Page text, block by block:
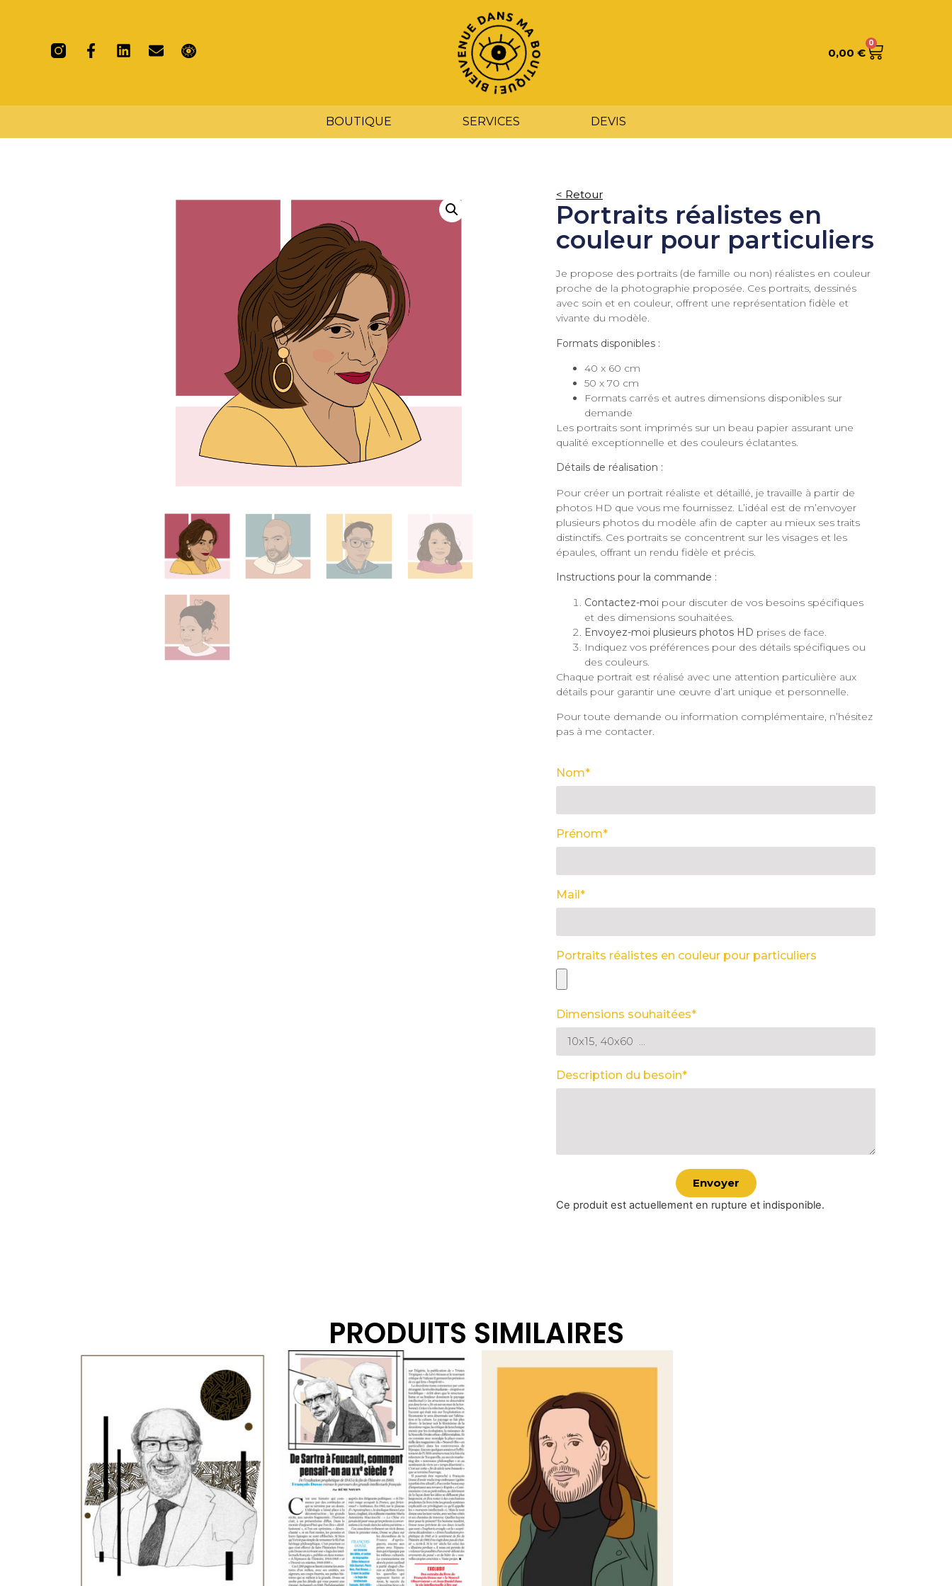
0,00 €
0
BOUTIQUE SERVICES DEVIS
< Retour
Portraits réalistes en
couleur pour particuliers
Je propose des portraits (de famille ou non) réalistes en couleur
proche de la photographie proposée. Ces portraits, dessinés
avec soin et en couleur, offrent une représentation fidèle et
vivante du modèle.
Formats disponibles :
40 x 60 cm
50 x 70 cm
Formats carrés et autres dimensions disponibles sur
demande
Les portraits sont imprimés sur un beau papier assurant une
qualité exceptionnelle et des couleurs éclatantes.
Détails de réalisation :
Pour créer un portrait réaliste et détaillé, je travaille à partir de
photos HD que vous me fournissez. L’idéal est de m’envoyer
plusieurs photos du modèle afin de capter au mieux ses traits
distinctifs. Ces portraits se concentrent sur les visages et les
épaules, offrant un rendu fidèle et précis.
Instructions pour la commande :
Contactez-moi pour discuter de vos besoins spécifiques
et des dimensions souhaitées.
Envoyez-moi plusieurs photos HD prises de face.
Indiquez vos préférences pour des détails spécifiques ou
des couleurs.
Chaque portrait est réalisé avec une attention particulière aux
détails pour garantir une œuvre d’art unique et personnelle.
Pour toute demande ou information complémentaire, n’hésitez
pas à me contacter.
Nom*
Prénom*
Mail*
Portraits réalistes en couleur pour particuliers
Dimensions souhaitées*
Description du besoin*
Envoyer
Ce produit est actuellement en rupture et indisponible.
PRODUITS SIMILAIRES